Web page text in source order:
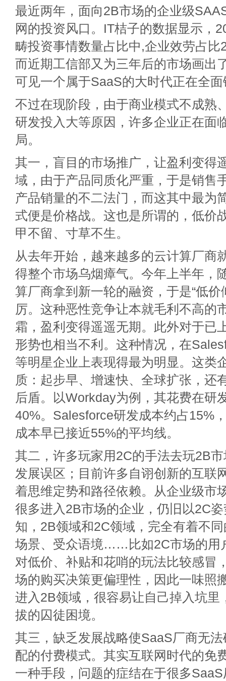
最近两年，面向2B市场的企业级
网的投资风口。IT桔子的数据显示，
畴投资事情数量占比中,企业效劳占比
而近期工信部又为三年后的市场画出
可见一个属于SaaS的大时代正在全
不过在现阶段，由于商业模式不成熟
研发投入大等原因，许多企业正在面
局。
其一，盲目的市场推广，让盈利变得
域，由于产品同质化严重，于是销售
产品销量的不二法门，而这其中最为
式便是价格战。这也是所谓的，低价
甲不留、寸草不生。
从去年开始，越来越多的云计算厂商
得整个市场乌烟瘴气。今年上半年，
算厂商拿到新一轮的融资，于是“低价
厉。这种恶性竞争让本就毛利不高的
霜，盈利变得遥遥无期。此外对于已
形势也相当不利。这种情况，在
等明星企业上表现得最为明显。这类
质：起步早、增速快、全球扩张，还
后盾。以Workday为例，其花费在研
40%。Salesforce研发成本约占15%
成本早已接近55%的平均线。
其二，许多玩家用2C的手法去玩2B
发展误区；目前许多自诩创新的互联
着思维定势和路径依赖。从企业级市
很多进入2B市场的企业，仍旧以2C姿
知，2B领域和2C领域，完全有着不
场景、受众语境……比如2C市场的用
对低价、补贴和花哨的玩法比较感冒
场的购买决策更偏理性，因此一味照
进入2B领域，很容易让自己掉入坑里
拔的囚徒困境。
其三，缺乏发展战略使SaaS厂商无
配的付费模式。其实互联网时代的免
一种手段，问题的症结在于很多